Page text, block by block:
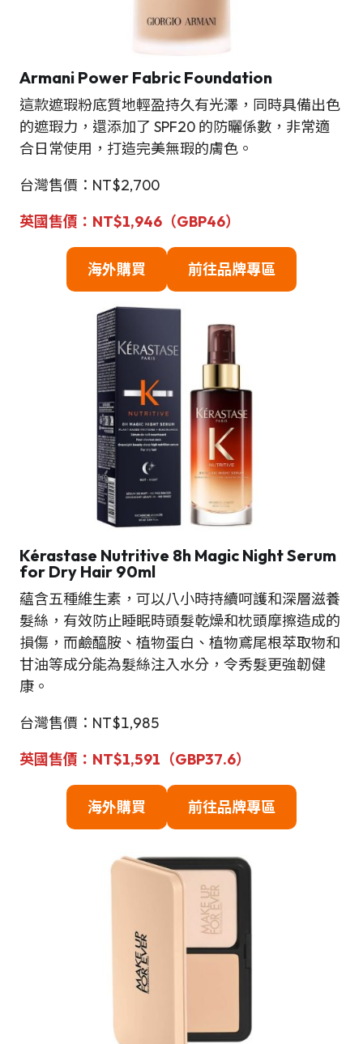
Armani Power Fabric Foundation
這款遮瑕粉底質地輕盈持久有光澤，同時具備出色
的遮瑕力，還添加了 SPF20 的防曬係數，非常適
合日常使用，打造完美無瑕的膚色。
台灣售價：NT$2,700
英國售價：NT$1,946（GBP46）
海外購買 前往品牌專區
Kérastase Nutritive 8h Magic Night Serum
for Dry Hair 90ml
蘊含五種維生素，可以八小時持續呵護和深層滋養
髮絲，有效防止睡眠時頭髮乾燥和枕頭摩擦造成的
損傷，而鹼醯胺、植物蛋白、植物鳶尾根萃取物和
甘油等成分能為髮絲注入水分，令秀髮更強韌健
康。
台灣售價：NT$1,985
英國售價：NT$1,591（GBP37.6）
海外購買 前往品牌專區